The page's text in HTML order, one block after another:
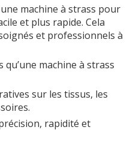
machine à strass pour
et plus rapide. Cela
et professionnels à
machine à strass
sur les tissus, les
rapidité et